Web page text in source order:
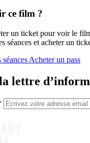
ce film ?
un ticket pour voir le
séances et acheter un
Acheter un pass
lettre